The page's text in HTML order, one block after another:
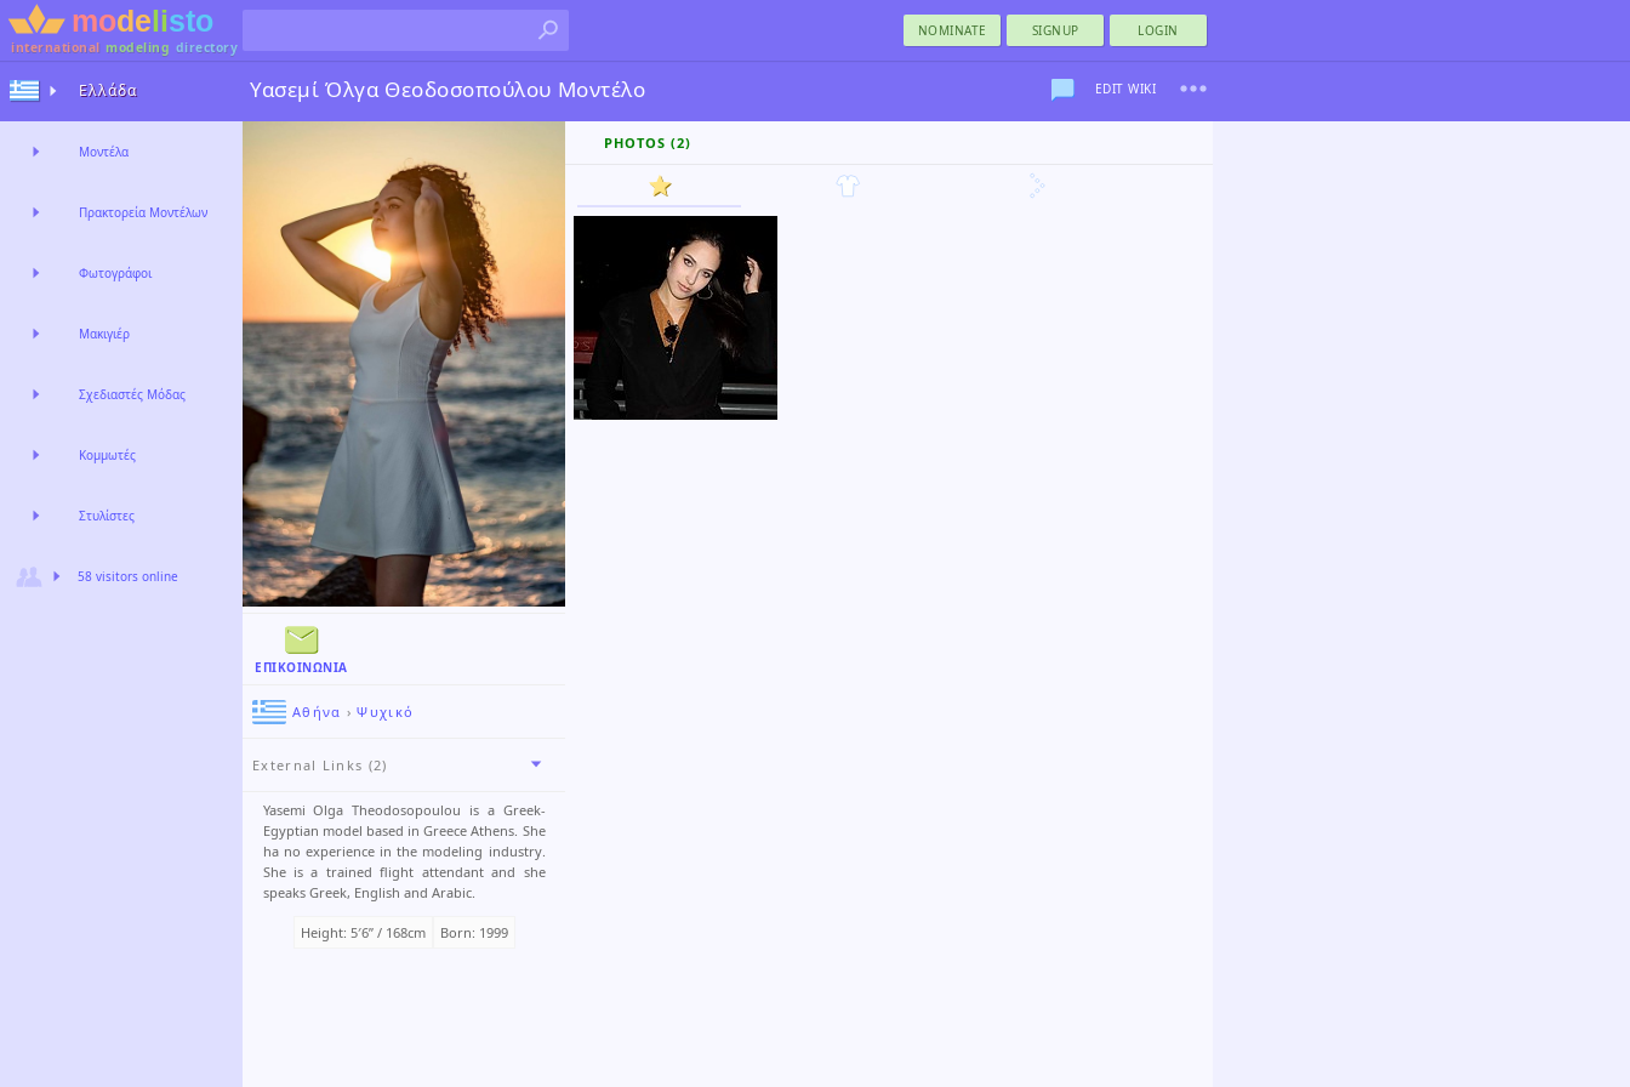
international modeling directory
NOMINATE SIGNUP LOGIN
Υασεμί Όλγα Θεοδοσοπούλου Μοντέλο EDIT WIKI
ΕΠΙΚΟΙΝΩΝΊΑ
Αθήνα ›Ψυχικό
External Links (2)
Yasemi Olga Theodosopoulou is a Greek-
Egyptian model based in Greece Athens. She
ha no experience in the modeling industry.
She is a trained flight attendant and she
speaks Greek, English and Arabic.
Height: 5′6ʺ / 168cm Born: 1999
PHOTOS (2)
Ελλάδα
Μοντέλα
Πρακτορεία Μοντέλων
Φωτογράφοι
Μακιγιέρ
Σχεδιαστές Μόδας
Κομμωτές
Στυλίστες
58 visitors online